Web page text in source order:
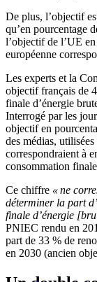
De plus, l’objectif
qu’en pourcentage
l’objectif de l’UE
européenne
Les experts et la
objectif français de
finale d’énergie
Interrogé par les
objectif en
des médias,
correspondraient à
consommation
Ce chiffre « ne
déterminer la part
finale d’énergie
PNIEC rendu en
part de 33 % de
en 2030 (ancien